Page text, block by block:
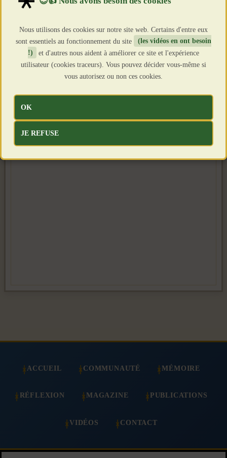
Clics : 760
ACCUEIL COMMUNAUTÉ MÉMOIRE
RÉFLEXION MAGAZINE PUBLICATIONS
VIDÉOS CONTACT
Nous utilisons des cookies sur notre site web. Certains d'entre eux
sont essentiels au fonctionnement du site
(les vidéos en ont besoin
!)
et d'autres nous aident à améliorer ce site et l'expérience
utilisateur (cookies traceurs). Vous pouvez décider vous-même si
vous autorisez ou non ces cookies.
OK
JE REFUSE